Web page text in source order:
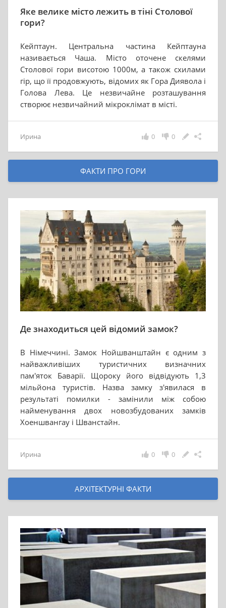
Яке велике місто лежить в тіні Столової
гори?
Кейптаун. Центральна частина Кейптауна
називається Чаша. Місто оточене скелями
Столової гори висотою 1000м, а також схилами
гір, що її продовжують, відомих як Гора Диявола і
Голова Лева. Це незвичайне розташування
створює незвичайний мікроклімат в місті.
Ирина 0
0
ФАКТИ ПРО ГОРИ
Де знаходиться цей відомий замок?
В Німеччині. Замок Нойшванштайн є одним з
найважливіших туристичних визначних
пам'яток Баварії. Щороку його відвідують 1,3
мільйона туристів. Назва замку з'явилася в
результаті помилки - замінили між собою
найменування двох новозбудованих замків
Хоеншвангау і Шванстайн.
Ирина 0
0
АРХІТЕКТУРНІ ФАКТИ